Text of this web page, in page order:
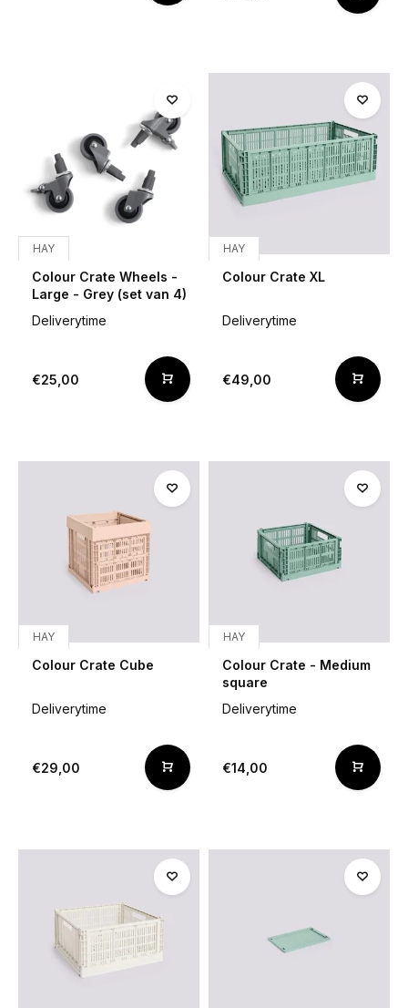
HAY
Colour Crate Wheels -
Large - Grey (set van 4)
Deliverytime
€25,00
HAY
Colour Crate XL
Deliverytime
€49,00
HAY
Colour Crate Cube
Deliverytime
€29,00
HAY
Colour Crate - Medium
square
Deliverytime
€14,00